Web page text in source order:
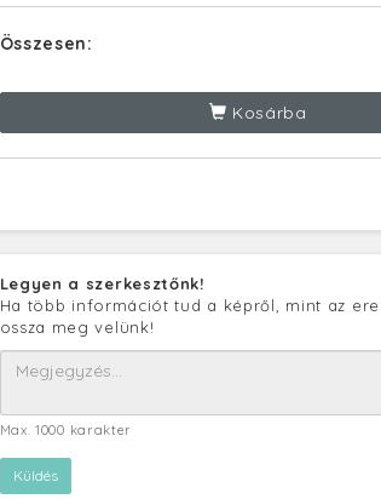
Összesen:
Kosárba
Legyen a szerkesztőnk!
Ha több információt tud a képről, mint az
ossza meg velünk!
Max. 1000 karakter